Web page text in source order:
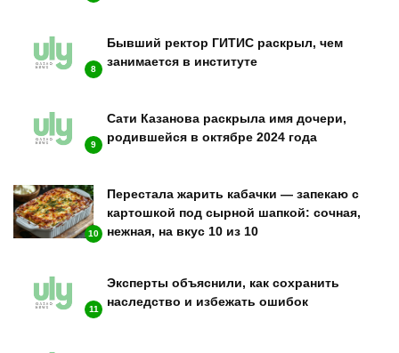
8
Бывший ректор ГИТИС раскрыл, чем
занимается в институте
9
Сати Казанова раскрыла имя дочери,
родившейся в октябре 2024 года
10
Перестала жарить кабачки — запекаю с
картошкой под сырной шапкой: сочная,
нежная, на вкус 10 из 10
11
Эксперты объяснили, как сохранить
наследство и избежать ошибок